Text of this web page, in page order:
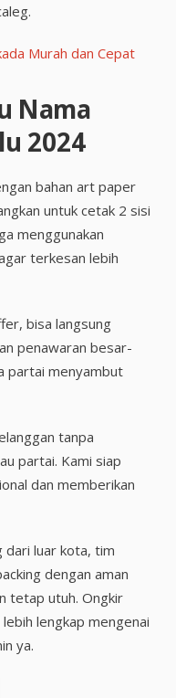
Murah dan Cepat
Nama
2024
bahan art paper
untuk cetak 2 sisi
menggunakan
terkesan lebih
bisa langsung
penawaran besar-
partai menyambut
tanpa
partai. Kami siap
dan memberikan
dari luar kota, tim
dengan aman
tetap utuh. Ongkir
lengkap mengenai
ya.